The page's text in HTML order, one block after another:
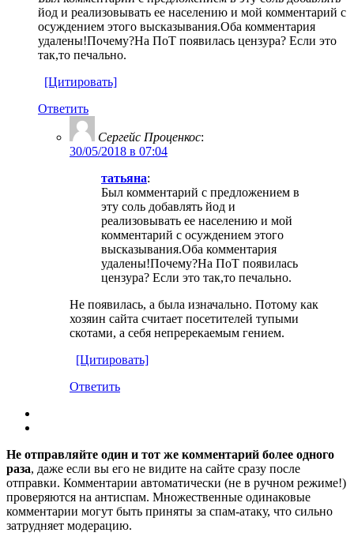
йод и реализовывать ее населению и мой комментарий с
осуждением этого высказывания.Оба комментария
удалены!Почему?На ПоТ появилась цензура? Если это
так,то печально.
[Цитировать]
Ответить
Сергейс Проценкос:
30/05/2018 в 07:04
татьяна:
Был комментарий с предложением в
эту соль добавлять йод и
реализовывать ее населению и мой
комментарий с осуждением этого
высказывания.Оба комментария
удалены!Почему?На ПоТ появилась
цензура? Если это так,то печально.
Не появилась, а была изначально. Потому как
хозяин сайта считает посетителей тупыми
скотами, а себя непререкаемым гением.
[Цитировать]
Ответить
Не отправляйте один и тот же комментарий более одного
раза, даже если вы его не видите на сайте сразу после
отправки. Комментарии автоматически (не в ручном режиме!)
проверяются на антиспам. Множественные одинаковые
комментарии могут быть приняты за спам-атаку, что сильно
затрудняет модерацию.